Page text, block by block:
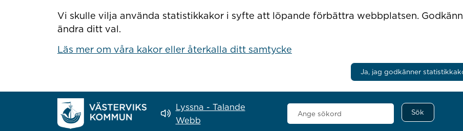
Vi skulle vilja använda statistikkakor i syfte att löpande förbättra webbplatsen.
ändra ditt val.
Läs mer om våra kakor eller återkalla ditt samtycke
Ja, jag godkänner
Lyssna - Talande
Webb
Sök
här